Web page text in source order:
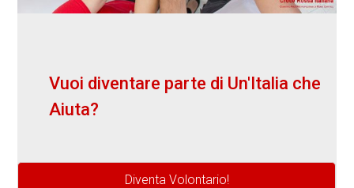
Vuoi diventare parte di Un'Italia che
Aiuta?
Diventa Volontario!